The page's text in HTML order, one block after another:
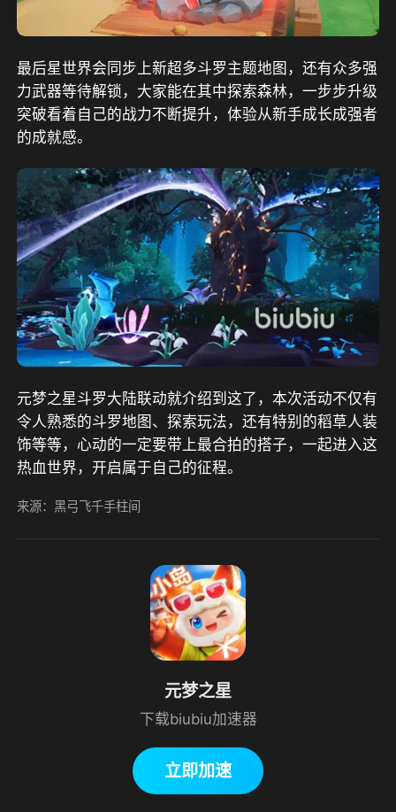
最后星世界会同步上新超多斗罗主题地图，还有众多强
力武器等待解锁，大家能在其中探索森林，一步步升级
突破看着自己的战力不断提升，体验从新手成长成强者
的成就感。
元梦之星斗罗大陆联动就介绍到这了，本次活动不仅有
令人熟悉的斗罗地图、探索玩法，还有特别的稻草人装
饰等等，心动的一定要带上最合拍的搭子，一起进入这
热血世界，开启属于自己的征程。
来源：黑弓飞千手柱间
元梦之星
下载biubiu加速器
立即加速